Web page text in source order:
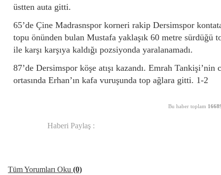
üstten auta gitti.
65’de Çine Madrasnspor korneri rakip Dersimspor
topu önünden bulan Mustafa yaklaşık 60 metre sürdüğü
ile karşı karşıya kaldığı pozsiyonda yaralanamadı.
87’de Dersimspor köşe atışı kazandı. Emrah Tankişi’nin
ortasında Erhan’ın kafa vuruşunda top ağlara gitti. 1-2
Bu haber toplam
Haberi Paylaş :
Tüm Yorumları Oku (0)